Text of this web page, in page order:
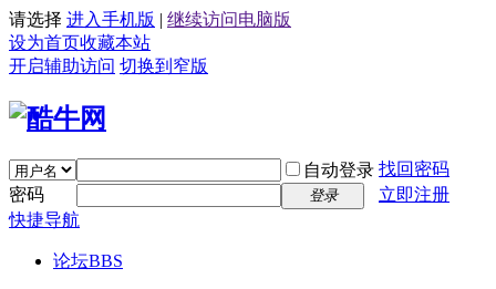
请选择 进入手机版 | 继续访问电脑版
设为首页收藏本站
开启辅助访问 切换到窄版
自动登录 找回密码
密码
登录
立即注册
快捷导航
论坛BBS